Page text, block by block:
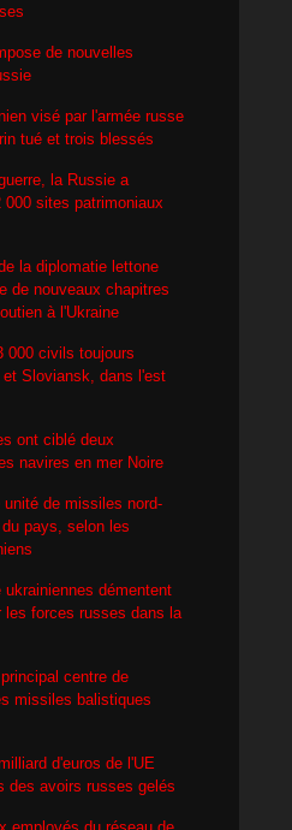
de nouvelles
visé par l'armée russe
tué et trois blessés
la Russie a
000 sites patrimoniaux
la diplomatie lettone
de nouveaux chapitres
à l'Ukraine
000 civils toujours
Sloviansk, dans l'est
ont ciblé deux
navires en mer Noire
unité de missiles nord-
pays, selon les
ukrainiennes démentent
les forces russes dans la
centre de
missiles balistiques
d'euros de l'UE
des avoirs russes gelés